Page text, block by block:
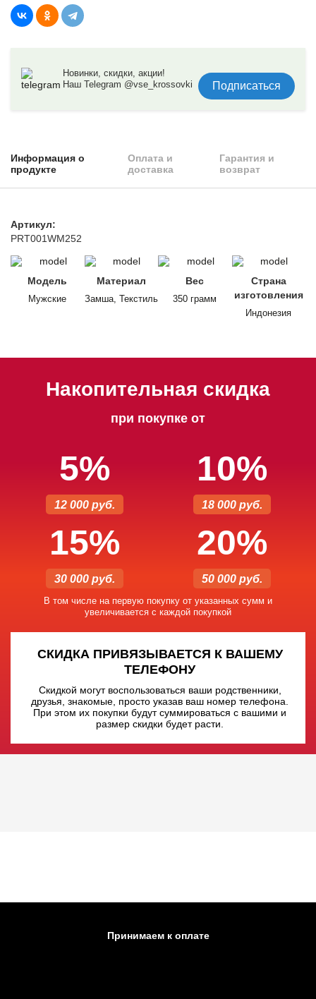
Новинки, скидки, акции!
Наш Telegram @vse_krossovki
Подписаться
Информация о
продукте
Оплата и
доставка
Гарантия и
возврат
Артикул:
PRT001WM252
Модель
Мужские
Материал
Замша, Текстиль
Вес
350 грамм
Страна
изготовления
Индонезия
Накопительная скидка
при покупке от
5%
12 000 руб.
10%
18 000 руб.
15%
30 000 руб.
20%
50 000 руб.
В том числе на первую покупку от указанных сумм и
увеличивается с каждой покупкой
СКИДКА ПРИВЯЗЫВАЕТСЯ К ВАШЕМУ
ТЕЛЕФОНУ
Скидкой могут воспользоваться ваши родственники,
друзья, знакомые, просто указав ваш номер телефона.
При этом их покупки будут суммироваться с вашими и
размер скидки будет расти.
Принимаем к оплате